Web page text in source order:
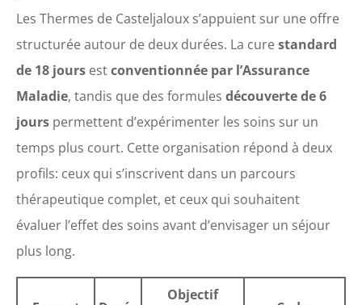
Les Thermes de Casteljaloux s’appuient sur une offre
structurée autour de deux durées. La curestandard
de 18 jours estconventionnée par l’Assurance
Maladie, tandis que des formules découverte de 6
jours permettent d’expérimenter les soins sur un
temps plus court. Cette organisation répond à deux
profils: ceux qui s’inscrivent dans un parcours
thérapeutique complet, et ceux qui souhaitent
évaluer l’effet des soins avant d’envisager un séjour
plus long.
Objectif